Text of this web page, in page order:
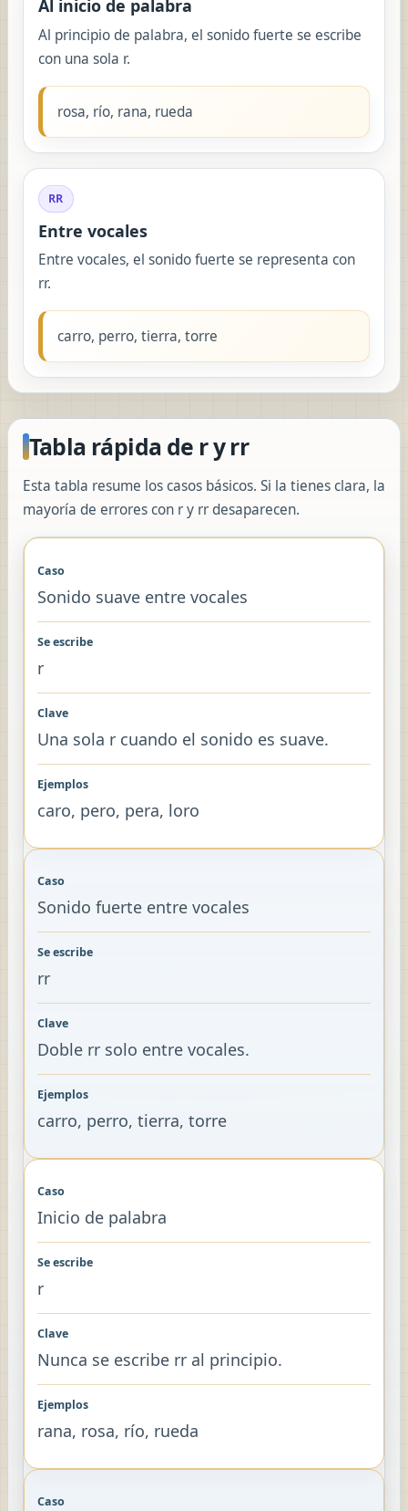
Al inicio de palabra
Al principio de palabra, el sonido fuerte se escribe
con una sola r.
rosa, río, rana, rueda
RR
Entre vocales
Entre vocales, el sonido fuerte se representa con
rr.
carro, perro, tierra, torre
Tabla rápida de r y rr
Esta tabla resume los casos básicos. Si la tienes clara, la
mayoría de errores con r y rr desaparecen.
Sonido suave entre vocales
r
Una sola r cuando el sonido es suave.
caro, pero, pera, loro
Sonido fuerte entre vocales
rr
Doble rr solo entre vocales.
carro, perro, tierra, torre
Inicio de palabra
r
Nunca se escribe rr al principio.
rana, rosa, río, rueda